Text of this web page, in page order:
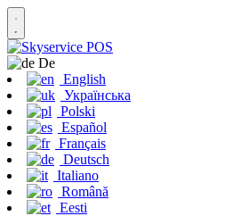
De
English
Українська
Polski
Español
Français
Deutsch
Italiano
Română
Eesti